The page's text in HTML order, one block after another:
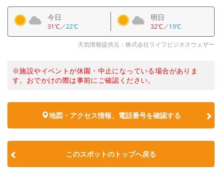
今日
31℃／22℃
明日
32℃／19℃
天気情報提供元：株式会社ライフビジネスウェザー
※施設やイベントが休園・中止になっている場合がありま
す。おでかけの際は事前にご確認ください。
地図・アクセス情報、電話番号を確認する
このスポットのトップへ戻る